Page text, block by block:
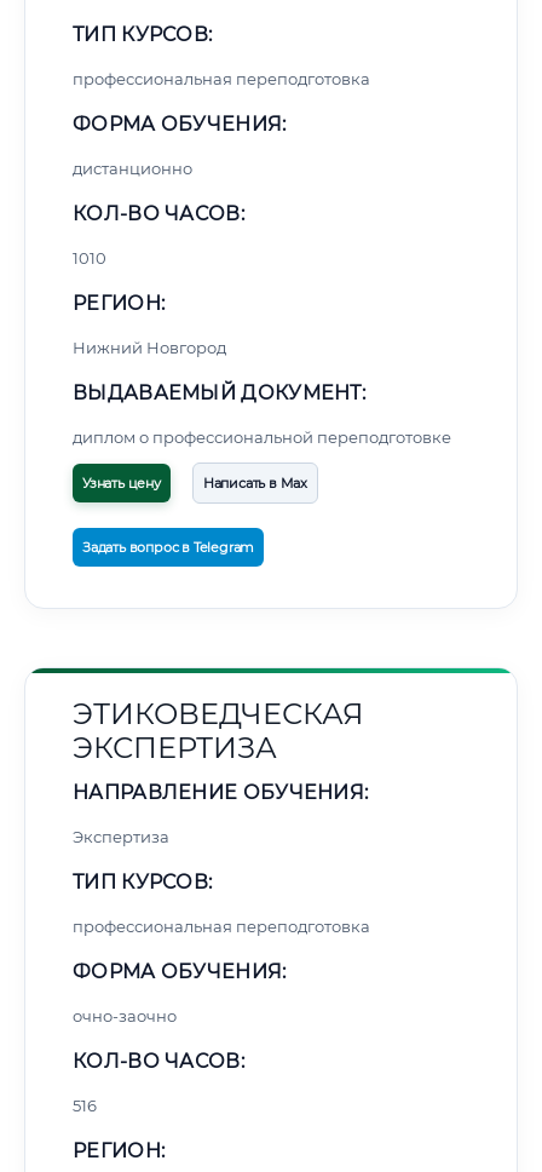
ТИП КУРСОВ:
профессиональная переподготовка
ФОРМА ОБУЧЕНИЯ:
дистанционно
КОЛ-ВО ЧАСОВ:
1010
РЕГИОН:
Нижний Новгород
ВЫДАВАЕМЫЙ ДОКУМЕНТ:
диплом о профессиональной переподготовке
Узнать цену Написать в Max
Задать вопрос в Telegram
ЭТИКОВЕДЧЕСКАЯ
ЭКСПЕРТИЗА
НАПРАВЛЕНИЕ ОБУЧЕНИЯ:
Экспертиза
ТИП КУРСОВ:
профессиональная переподготовка
ФОРМА ОБУЧЕНИЯ:
очно-заочно
КОЛ-ВО ЧАСОВ:
516
РЕГИОН: